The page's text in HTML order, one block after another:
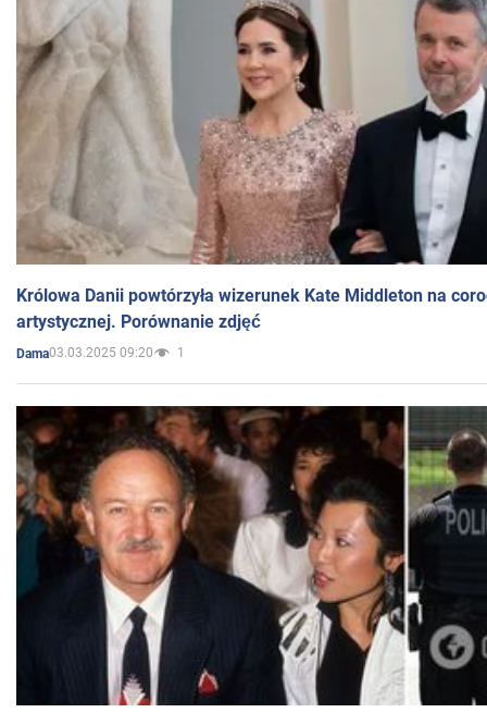
Królowa Danii powtórzyła wizerunek Kate Middleton na
artystycznej. Porównanie zdjęć
Dama03.03.2025 09:20 1